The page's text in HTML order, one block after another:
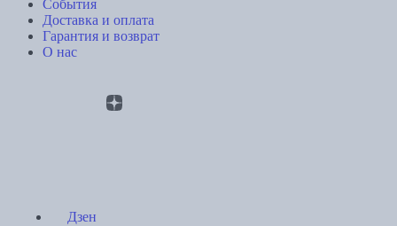
События
Доставка и оплата
Гарантия и возврат
О нас
Дзен